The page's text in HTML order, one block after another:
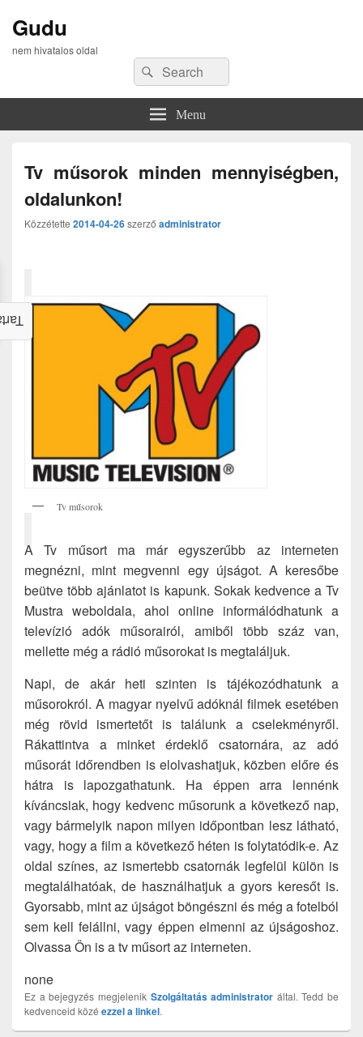
Gudu
nem hivatalos oldal
Search
for:
Search
Menu
Tv műsorok minden mennyiségben,
oldalunkon!
Közzétette 2014-04-26szerző administrator
Tv műsorok
A Tv műsort ma már egyszerűbb az interneten
megnézni, mint megvenni egy újságot. A keresőbe
beütve több ajánlatot is kapunk. Sokak kedvence a Tv
Mustra weboldala, ahol online informálódhatunk a
televízió adók műsorairól, amiből több száz van,
mellette még a rádió műsorokat is megtaláljuk.
Napi, de akár heti szinten is tájékozódhatunk a
műsorokról. A magyar nyelvű adóknál filmek esetében
még rövid ismertetőt is találunk a cselekményről.
Rákattintva a minket érdeklő csatornára, az adó
műsorát időrendben is elolvashatjuk, közben előre és
hátra is lapozgathatunk. Ha éppen arra lennénk
kíváncsiak, hogy kedvenc műsorunk a következő nap,
vagy bármelyik napon milyen időpontban lesz látható,
vagy, hogy a film a következő héten is folytatódik-e. Az
oldal színes, az ismertebb csatornák legfelül külön is
megtalálhatóak, de használhatjuk a gyors keresőt is.
Gyorsabb, mint az újságot böngészni és még a fotelból
sem kell felállni, vagy éppen elmenni az újságoshoz.
Olvassa Ön is a tv műsort az interneten.
none
Ez a bejegyzés megjelenik Szolgáltatás administrator által. Tedd be
kedvenceid közé ezzel a linkel.